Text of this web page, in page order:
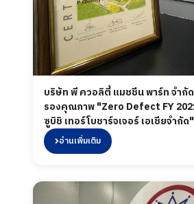
บริษัท พี ควอลิตี้ แมชชีน พาร์ท จำกัด ได้เข้ารับใบรับ
รองคุณภาพ "Zero Defect FY
ซูบิชิ เทอร์โบชาร์จเจอร์ เอเชียจำกัด"
อ่านเพิ่มเติม